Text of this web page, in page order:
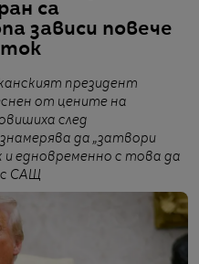
са
зависи повече
президент
от цените на
след
да „затвори
и едновременно с това да
САЩ